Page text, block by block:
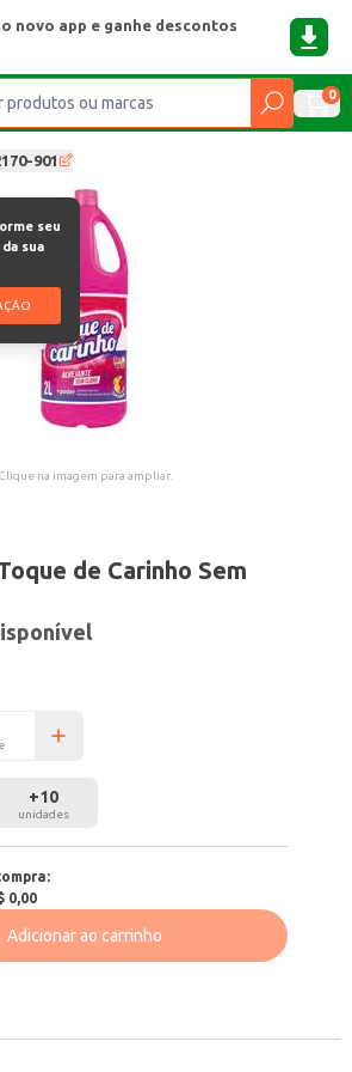
novo app e ganhe descontos
0
901
seu
sua
Clique na imagem para ampliar.
de Carinho Sem
+10
unidades
0,00
Adicionar ao carrinho